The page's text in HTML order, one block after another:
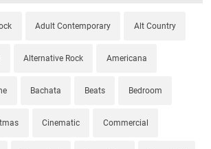
Adult Contemporary Alt Country
Alternative Rock Americana
Bachata Beats Bedroom
Cinematic Commercial